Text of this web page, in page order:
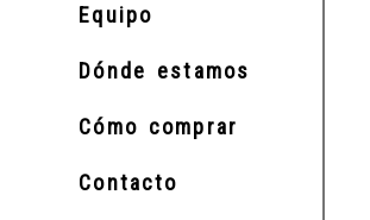
Equipo
Dónde estamos
Cómo comprar
Contacto